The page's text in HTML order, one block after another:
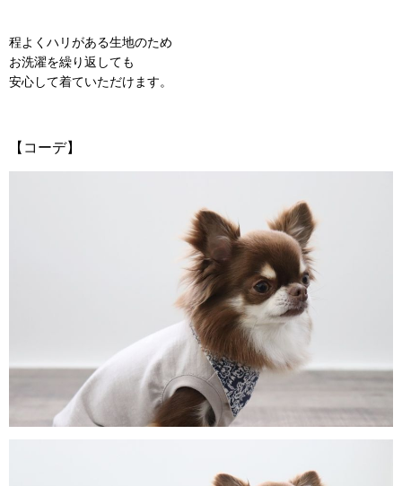
程よくハリがある生地のため
お洗濯を繰り返しても
安心して着ていただけます。
【コーデ】